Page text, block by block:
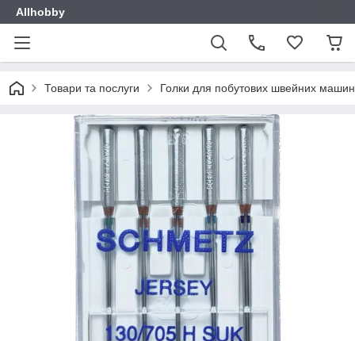
Allhobby
Товари та послуги Голки для побутових швейних машин